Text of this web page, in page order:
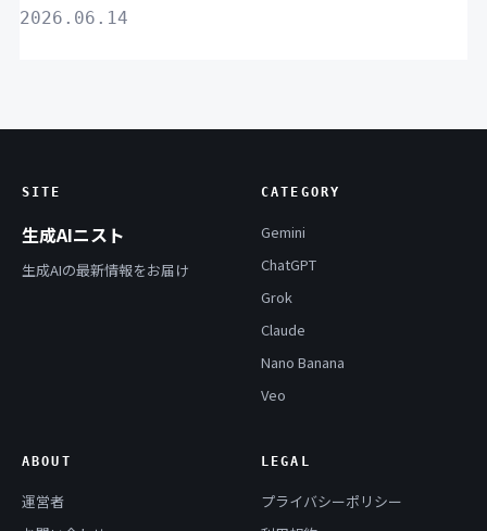
2026.06.14
SITE
生成AIニスト
生成AIの最新情報をお届け
CATEGORY
Gemini
ChatGPT
Grok
Claude
Nano Banana
Veo
ABOUT
運営者
LEGAL
プライバシーポリシー